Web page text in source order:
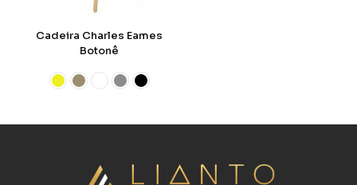
Cadeira Charles Eames
Botonê